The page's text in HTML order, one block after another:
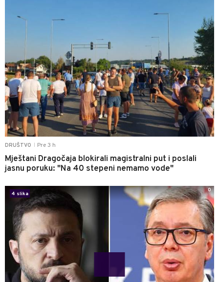
DRUŠTVO Pre 3 h
Mještani Dragočaja blokirali magistralni put i poslali
jasnu poruku: "Na 40 stepeni nemamo vode"
4 slika
0